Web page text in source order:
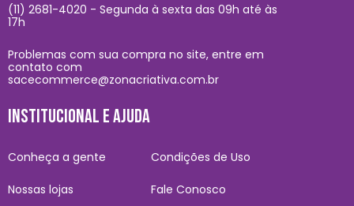
(11) 2681-4020 - Segunda à sexta das 09h até às
17h
Problemas com sua compra no site, entre em
contato com
sacecommerce@zonacriativa.com.br
INSTITUCIONAL E AJUDA
Conheça a gente
Nossas lojas
Condições de Uso
Fale Conosco